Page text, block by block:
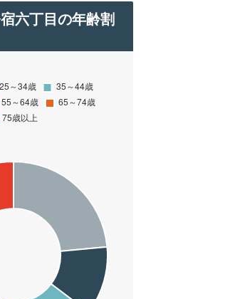
六丁目の年齢割